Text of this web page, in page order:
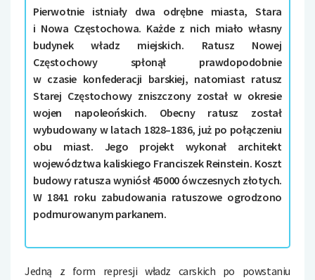
Pierwotnie istniały dwa odrębne miasta, Stara
i Nowa Częstochowa. Każde z nich miało własny
budynek władz miejskich. Ratusz Nowej
Częstochowy spłonął prawdopodobnie
w czasie konfederacji barskiej, natomiast ratusz
Starej Częstochowy zniszczony został w okresie
wojen napoleońskich. Obecny ratusz został
wybudowany w latach 1828–1836, już po połączeniu
obu miast. Jego projekt wykonał architekt
województwa kaliskiego Franciszek Reinstein. Koszt
budowy ratusza wyniósł 45000 ówczesnych złotych.
W 1841 roku zabudowania ratuszowe ogrodzono
podmurowanym parkanem.
Jedną z form represji władz carskich po powstaniu